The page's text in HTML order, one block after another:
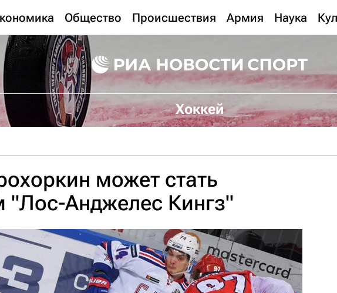
Общество Происшествия Армия Наука
Хоккей
может стать
"Лос-Анджелес Кингз"